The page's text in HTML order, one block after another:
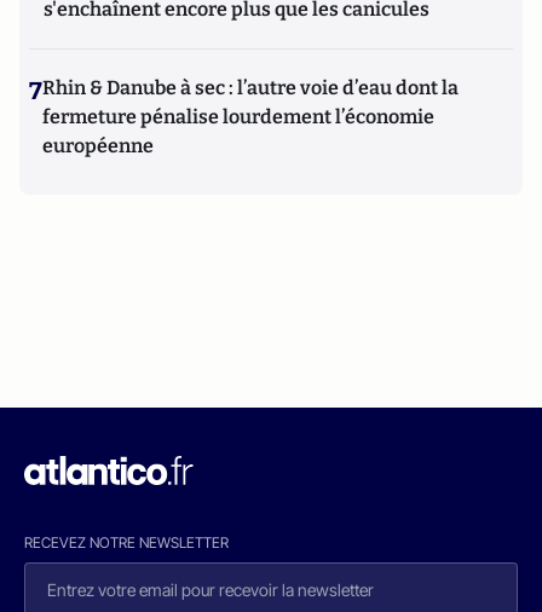
s'enchaînent encore plus que les canicules
7Rhin & Danube à sec : l’autre voie d’eau dont la
fermeture pénalise lourdement l’économie
européenne
RECEVEZ NOTRE NEWSLETTER